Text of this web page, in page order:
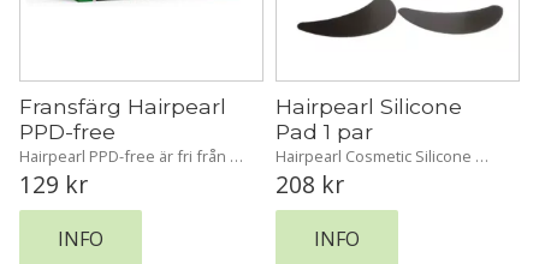
Fransfärg Hairpearl
PPD-free
Hairpearl PPD-free är fri från
Para-fenylendiamin (PPD) för
en snällare och mer skonsam
färgupplevelse.
129 kr
INFO
Hairpearl Silicone
Pad 1 par
Hairpearl Cosmetic Silicone
Pad. Vår kostnadseffektiva och
miljövänliga lösning för ett
perfekt skydd!
208 kr
INFO